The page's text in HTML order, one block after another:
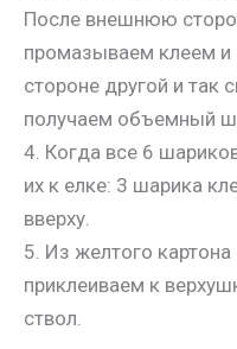
После внешнюю
промазываем клеем и
стороне другой и так
получаем объемный
4. Когда все 6
их к елке: 3 шарика
вверху.
5. Из желтого
приклеиваем к
ствол.